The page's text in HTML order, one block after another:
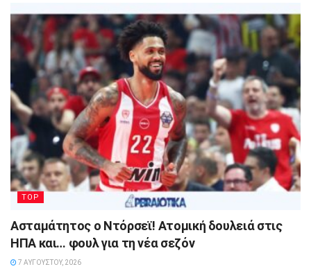
TOP
Ασταμάτητος ο Ντόρσεϊ! Ατομική δουλειά στις
ΗΠΑ και… φουλ για τη νέα σεζόν
7 ΑΥΓΟΎΣΤΟΥ, 2026